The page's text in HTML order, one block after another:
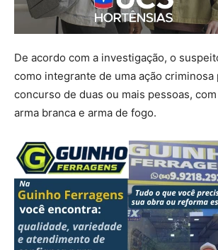
De acordo com a investigação, o
como integrante de uma ação criminosa
concurso de duas ou mais pessoas,
arma branca e arma de fogo.